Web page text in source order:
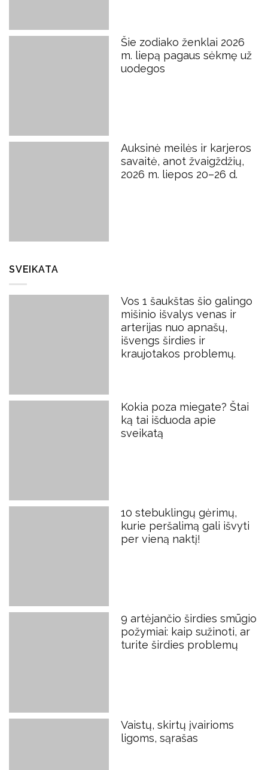
Šie zodiako ženklai 2026
m. liepą pagaus sėkmę už
uodegos
Auksinė meilės ir karjeros
savaitė, anot žvaigždžių,
2026 m. liepos 20–26 d.
SVEIKATA
Vos 1 šaukštas šio galingo
mišinio išvalys venas ir
arterijas nuo apnašų,
išvengs širdies ir
kraujotakos problemų.
Kokia poza miegate? Štai
ką tai išduoda apie
sveikatą
10 stebuklingų gėrimų,
kurie peršalimą gali išvyti
per vieną naktį!
9 artėjančio širdies smūgio
požymiai: kaip sužinoti, ar
turite širdies problemų
Vaistų, skirtų įvairioms
ligoms, sąrašas